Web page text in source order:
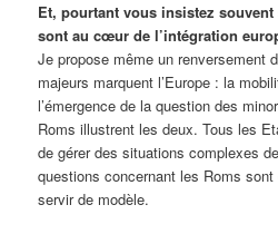
Et, pourtant vous insistez
sont au cœur de l’intégration
Je propose même un renversement
majeurs marquent l’Europe : la
l’émergence de la question des
Roms illustrent les deux. Tous les
de gérer des situations complexes
questions concernant les Roms
servir de modèle.